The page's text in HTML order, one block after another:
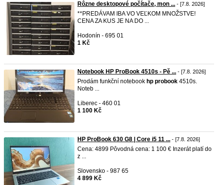
Rôzne desktopové počítače, mon ... - [7.8. 2026]
**PREDÁVAM IBA VO VEĽKOM MNOŽSTVE!
CENA ZA KUS JE NA DO ...
Hodonín - 695 01
1 Kč
Notebook HP ProBook 4510s - Pě ... - [7.8. 2026]
Prodám funkční notebook hp probook 4510s.
Noteb ...
Liberec - 460 01
1 100 Kč
HP ProBook 630 G8 | Core i5 11 ... - [7.8. 2026]
Cena: 4899 Pôvodná cena: 1 100 € Inzerát platí do
z ...
Slovensko - 987 65
4 899 Kč